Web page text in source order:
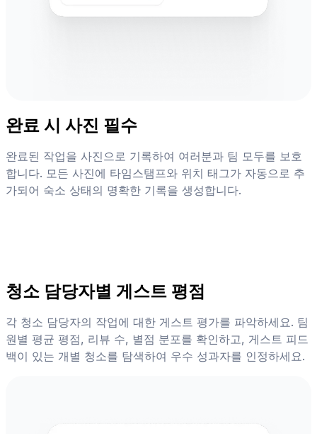
완료 시 사진 필수
완료된 작업을 사진으로 기록하여 여러분과 팀 모두를 보호
합니다. 모든 사진에 타임스탬프와 위치 태그가 자동으로 추
가되어 숙소 상태의 명확한 기록을 생성합니다.
청소 담당자별 게스트 평점
각 청소 담당자의 작업에 대한 게스트 평가를 파악하세요. 팀
원별 평균 평점, 리뷰 수, 별점 분포를 확인하고, 게스트 피드
백이 있는 개별 청소를 탐색하여 우수 성과자를 인정하세요.